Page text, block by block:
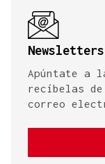
Apúntate a
recíbelas
correo